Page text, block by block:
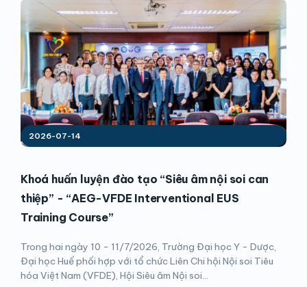
2026-07-14
Khoá huấn luyện đào tạo “Siêu âm nội soi can
thiệp” - “AEG-VFDE Interventional EUS
Training Course”
Trong hai ngày 10 - 11/7/2026, Trường Đại học Y - Dược,
Đại học Huế phối hợp với tổ chức Liên Chi hội Nội soi Tiêu
hóa Việt Nam (VFDE), Hội Siêu âm Nội soi...